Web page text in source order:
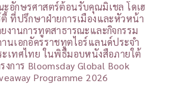
ะอักษรศาสตร์ต้อนรับคุณมิเชล โดเฮ
ตี้ ที่ปรึกษาฝ่ายการเมืองและหัวหน้า
งานการทูตสาธารณะและกิจกรรม
นเอกอัครราชทูตไอร์แลนด์ประจำ
ะเทศไทย ในพิธีมอบหนังสือภายใต้
งการ Bloomsday Global Book
Programme 2026